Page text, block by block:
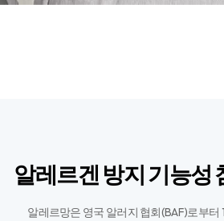
알레르겐 방지 기능성
알레르망은 영국 알러지 협회(BAF)로부터